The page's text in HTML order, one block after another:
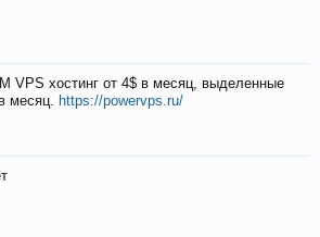
VPS хостинг от 4$ в месяц, выделенные
месяц. https://powervps.ru/